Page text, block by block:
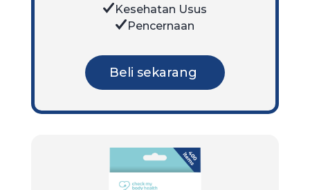
Kesehatan Usus
Pencernaan
Beli sekarang